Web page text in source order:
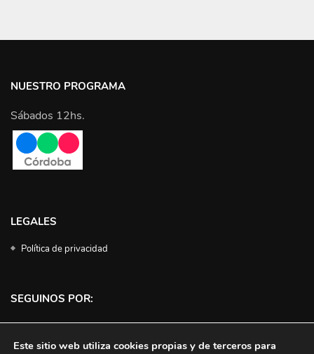
NUESTRO PROGRAMA
Sábados 12hs.
LEGALES
Política de privacidad
SEGUINOS POR:
Este sitio web utiliza cookies propias y de terceros para